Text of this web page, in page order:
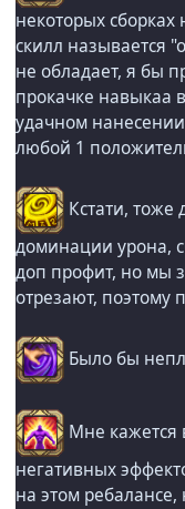
некоторых
скилл называется
не обладает, я бы
прокачке навыкаа
удачном
любой 1
Кстати,
доминации урона,
доп профит, но мы
отрезают, поэтому
Было бы
Мне кажется
негативных
на этом